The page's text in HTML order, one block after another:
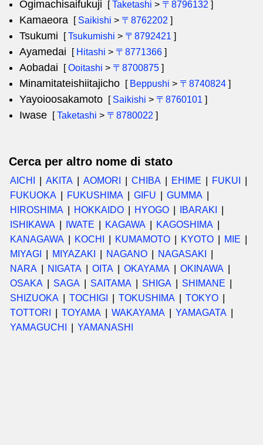
Ogimachisaifukuji [Taketashi > 〒8796132 ]
Kamaeora [ Saikishi > 〒8762202 ]
Tsukumi [Tsukumishi > 〒8792421 ]
Ayamedai [ Hitashi > 〒8771366 ]
Aobadai [Ooitashi > 〒8700875 ]
Minamitateishiitajicho [ Beppushi > 〒8740824 ]
Yayoioosakamoto [ Saikishi > 〒8760101 ]
Iwase [Taketashi > 〒8780022 ]
Cerca per altro nome di stato
AICHI AKITA AOMORI CHIBA EHIME
FUKUI
FUKUOKA
FUKUSHIMA GIFU
GUMMA
HIROSHIMA
HOKKAIDO HYOGO
IBARAKI
ISHIKAWA
IWATE KAGAWA
KAGOSHIMA
KANAGAWA
KOCHI KUMAMOTO KYOTO
MIE
MIYAGI
MIYAZAKI NAGANO
NAGASAKI
NARA
NIGATA OITA OKAYAMA
OKINAWA
OSAKA
SAGA SAITAMA SHIGA
SHIMANE
SHIZUOKA
TOCHIGI TOKUSHIMA
TOKYO
TOTTORI
TOYAMA WAKAYAMA
YAMAGATA
YAMAGUCHI
YAMANASHI